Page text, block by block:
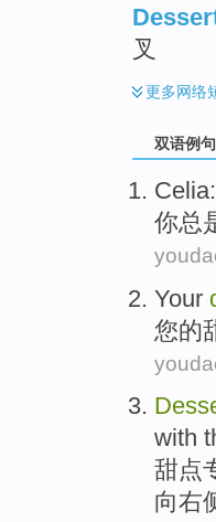
叉
更多网络
双语例句
Celia:
你总
Your
您的
with
甜点
向右